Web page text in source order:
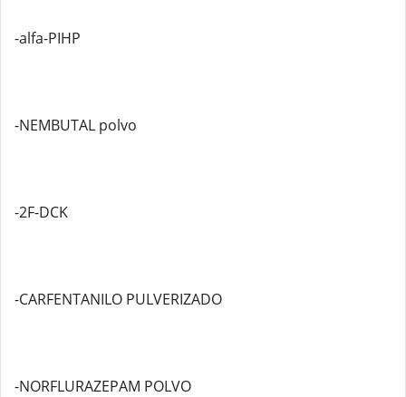
-alfa-PIHP
-NEMBUTAL polvo
-2F-DCK
-CARFENTANILO PULVERIZADO
-NORFLURAZEPAM POLVO